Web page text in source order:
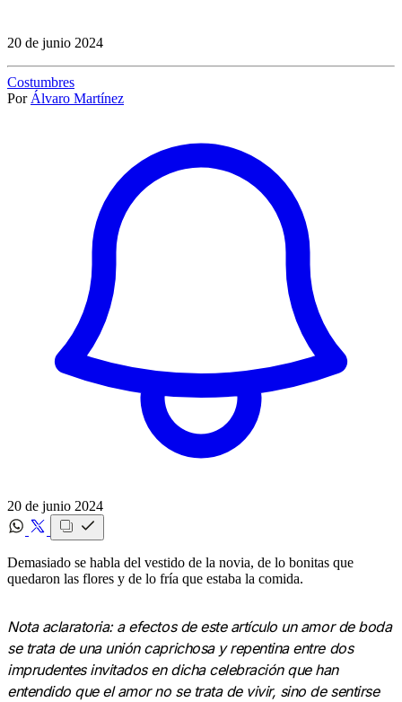
20 de junio 2024
Costumbres
Por Álvaro Martínez
20 de junio 2024
Demasiado se habla del vestido de la novia, de lo bonitas que
quedaron las flores y de lo fría que estaba la comida.
Nota aclaratoria: a efectos de este artículo un amor de boda
se trata de una unión caprichosa y repentina entre dos
imprudentes invitados en dicha celebración que han
entendido que el amor no se trata de vivir, sino de sentirse